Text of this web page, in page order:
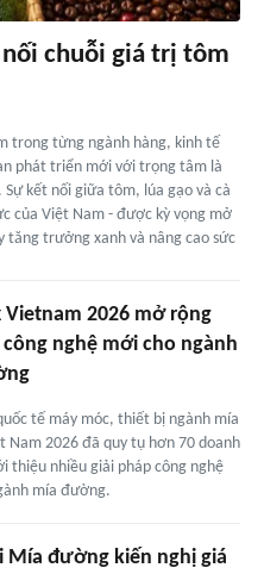
chuỗi giá trị tôm
trong từng ngành hàng, kinh tế
phát triển mới với trọng tâm là
kết nối giữa tôm, lúa gạo và cà
của Việt Nam - được kỳ vọng mở
trưởng xanh và nâng cao sức
Vietnam 2026 mở rộng
nghệ mới cho ngành
tế máy móc, thiết bị ngành mía
Nam 2026 đã quy tụ hơn 70 doanh
thiệu nhiều giải pháp công nghệ
mía đường.
Mía đường kiến nghị giá